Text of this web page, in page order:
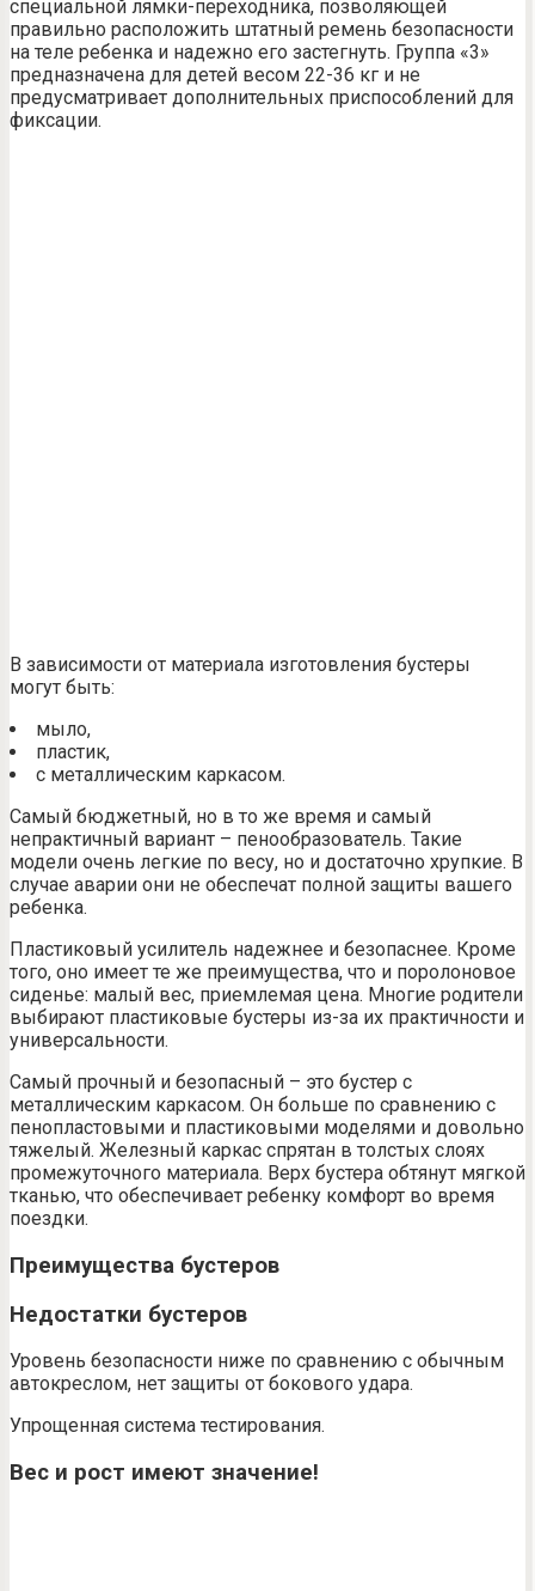
специальной лямки-переходника, позволяющей
правильно расположить штатный ремень безопасности
на теле ребенка и надежно его застегнуть. Группа «3»
предназначена для детей весом 22-36 кг и не
предусматривает дополнительных приспособлений для
фиксации.
В зависимости от материала изготовления бустеры
могут быть:
мыло,
пластик,
с металлическим каркасом.
Самый бюджетный, но в то же время и самый
непрактичный вариант – пенообразователь. Такие
модели очень легкие по весу, но и достаточно хрупкие. В
случае аварии они не обеспечат полной защиты вашего
ребенка.
Пластиковый усилитель надежнее и безопаснее. Кроме
того, оно имеет те же преимущества, что и поролоновое
сиденье: малый вес, приемлемая цена. Многие родители
выбирают пластиковые бустеры из-за их практичности и
универсальности.
Самый прочный и безопасный – это бустер с
металлическим каркасом. Он больше по сравнению с
пенопластовыми и пластиковыми моделями и довольно
тяжелый. Железный каркас спрятан в толстых слоях
промежуточного материала. Верх бустера обтянут мягкой
тканью, что обеспечивает ребенку комфорт во время
поездки.
Преимущества бустеров
Недостатки бустеров
Уровень безопасности ниже по сравнению с обычным
автокреслом, нет защиты от бокового удара.
Упрощенная система тестирования.
Вес и рост имеют значение!